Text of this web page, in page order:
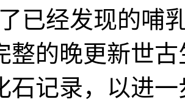
已经发现的哺
整的晚更新世
石记录，以进